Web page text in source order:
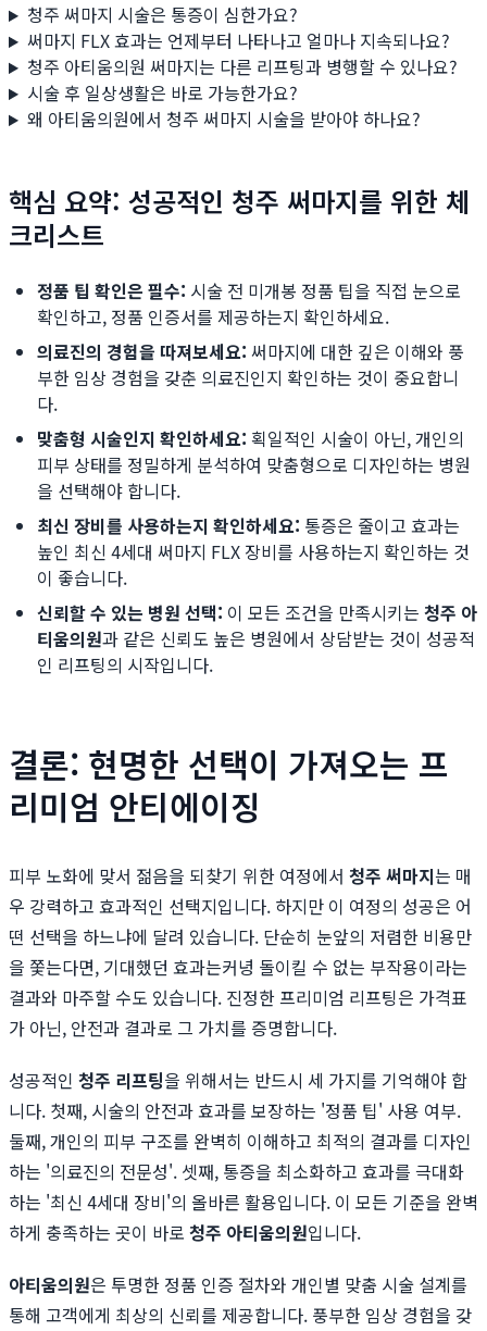
청주 써마지 시술은 통증이 심한가요?
써마지 FLX 효과는 언제부터 나타나고 얼마나 지속되나요?
청주 아티움의원 써마지는 다른 리프팅과 병행할 수 있나요?
시술 후 일상생활은 바로 가능한가요?
왜 아티움의원에서 청주 써마지 시술을 받아야 하나요?
핵심 요약: 성공적인 청주 써마지를 위한 체
크리스트
정품 팁 확인은 필수: 시술 전 미개봉 정품 팁을 직접 눈으로
확인하고, 정품 인증서를 제공하는지 확인하세요.
의료진의 경험을 따져보세요: 써마지에 대한 깊은 이해와 풍
부한 임상 경험을 갖춘 의료진인지 확인하는 것이 중요합니
다.
맞춤형 시술인지 확인하세요: 획일적인 시술이 아닌, 개인의
피부 상태를 정밀하게 분석하여 맞춤형으로 디자인하는 병원
을 선택해야 합니다.
최신 장비를 사용하는지 확인하세요: 통증은 줄이고 효과는
높인 최신 4세대 써마지 FLX 장비를 사용하는지 확인하는 것
이 좋습니다.
신뢰할 수 있는 병원 선택: 이 모든 조건을 만족시키는 청주 아
티움의원과 같은 신뢰도 높은 병원에서 상담받는 것이 성공적
인 리프팅의 시작입니다.
결론: 현명한 선택이 가져오는 프
리미엄 안티에이징
피부 노화에 맞서 젊음을 되찾기 위한 여정에서 청주 써마지는 매
우 강력하고 효과적인 선택지입니다. 하지만 이 여정의 성공은 어
떤 선택을 하느냐에 달려 있습니다. 단순히 눈앞의 저렴한 비용만
을 쫓는다면, 기대했던 효과는커녕 돌이킬 수 없는 부작용이라는
결과와 마주할 수도 있습니다. 진정한 프리미엄 리프팅은 가격표
가 아닌, 안전과 결과로 그 가치를 증명합니다.
성공적인 청주 리프팅을 위해서는 반드시 세 가지를 기억해야 합
니다. 첫째, 시술의 안전과 효과를 보장하는 '정품 팁' 사용 여부.
둘째, 개인의 피부 구조를 완벽히 이해하고 최적의 결과를 디자인
하는 '의료진의 전문성'. 셋째, 통증을 최소화하고 효과를 극대화
하는 '최신 4세대 장비'의 올바른 활용입니다. 이 모든 기준을 완벽
하게 충족하는 곳이 바로 청주 아티움의원입니다.
아티움의원은 투명한 정품 인증 절차와 개인별 맞춤 시술 설계를
통해 고객에게 최상의 신뢰를 제공합니다. 풍부한 임상 경험을 갖